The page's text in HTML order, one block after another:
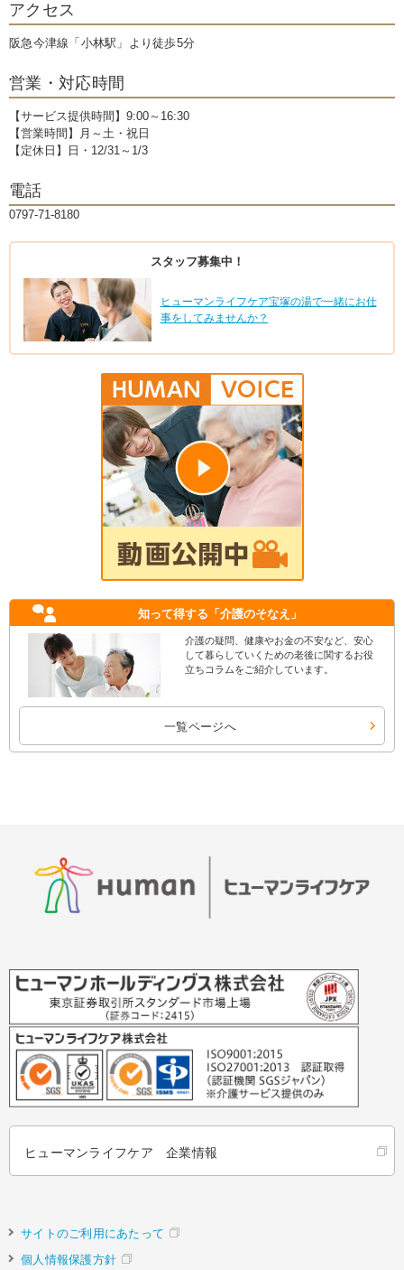
アクセス
阪急今津線「小林駅」より徒歩5分
営業・対応時間
【サービス提供時間】9:00～16:30
【営業時間】月～土・祝日
【定休日】日・12/31～1/3
電話
0797-71-8180
スタッフ募集中！
ヒューマンライフケア宝塚の湯で一緒にお仕
事をしてみませんか？
知って得する 「介護のそなえ」
介護の疑問、健康やお金の不安など、安心
して暮らしていくための老後に関するお役
立ちコラムをご紹介しています。
一覧ページへ
ヒューマンライフケア 企業情報
サイトのご利用にあたって
個人情報保護方針